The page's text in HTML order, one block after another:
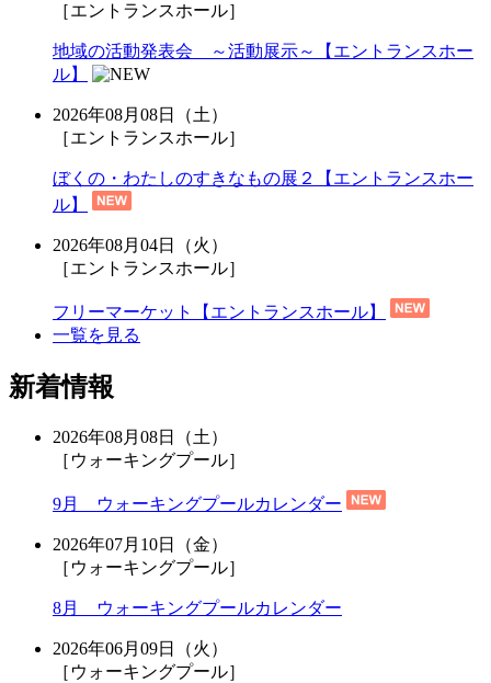
［エントランスホール］
地域の活動発表会 ～活動展示～【エントランスホー
ル】
2026年08月08日（土）
［エントランスホール］
ぼくの・わたしのすきなもの展２【エントランスホー
ル】
2026年08月04日（火）
［エントランスホール］
フリーマーケット【エントランスホール】
一覧を見る
新着情報
2026年08月08日（土）
［ウォーキングプール］
9月 ウォーキングプールカレンダー
2026年07月10日（金）
［ウォーキングプール］
8月 ウォーキングプールカレンダー
2026年06月09日（火）
［ウォーキングプール］